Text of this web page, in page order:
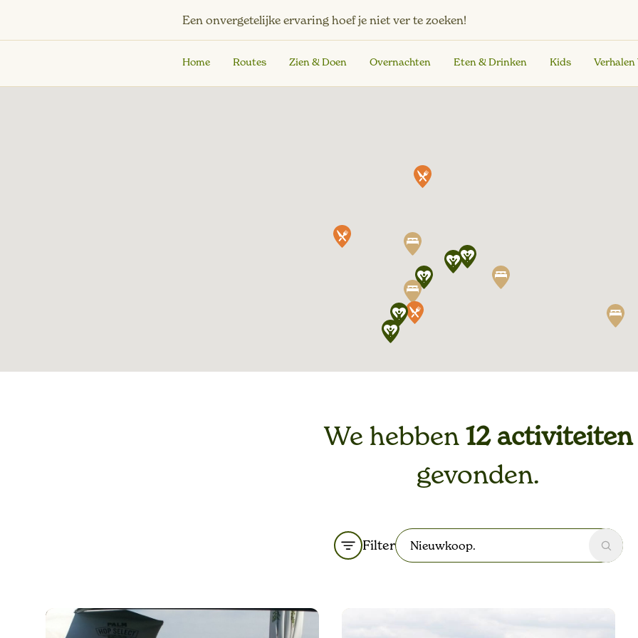
Een onvergetelijke ervaring hoef je niet ver te zoeken!
Home Routes Zien & Doen Overnachten Eten & Drinken Kids Verhalen
We hebben12 activiteiten
gevonden.
Filter